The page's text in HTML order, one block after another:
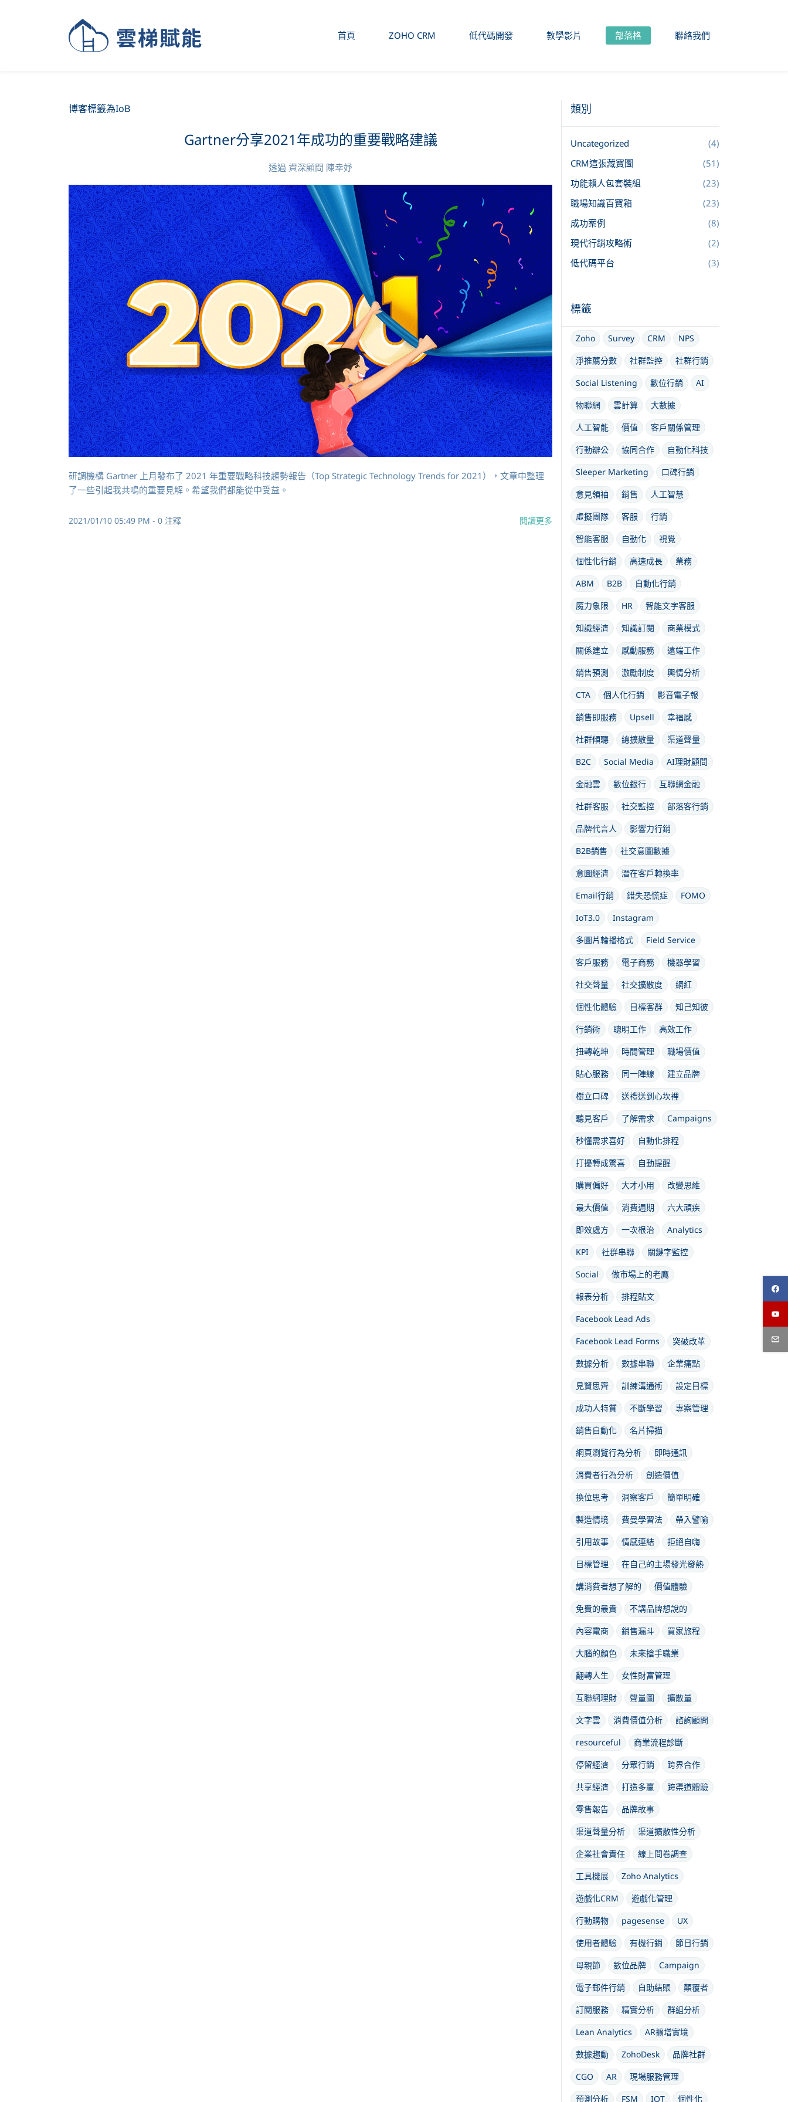
首頁 ZOHO CRM 低代碼開發 教學影片 部落格 聯絡我們
博客標籤為IoB
Gartner分享2021年成功的重要戰略建議
透過 資深顧問 陳幸妤
研調機構 Gartner 上月發布了 2021 年重要戰略科技趨勢報告（Top Strategic Technology Trends for 2021），文章中整理
了一些引起我共鳴的重要見解。希望我們都能從中受益。
2021/01/10 05:49 PM - 0 注釋 閱讀更多
類別
Uncategorized
(4)
CRM這張藏寶圖
(51)
功能賴人包套裝組
(23)
職場知識百寶箱
(23)
成功案例
(8)
現代行銷攻略術
(2)
低代碼平台
(3)
標籤
Zoho Survey CRM
NPS
淨推薦分數
社群監控
社群行銷
Social Listening
數位行銷
AI
物聯網
雲計算
大數據
人工智能
價值
客戶關係管理
行動辦公
協同合作
自動化科技
Sleeper Marketing
口碑行銷
意見領袖
銷售
人工智慧
虛擬團隊
客服
行銷
智能客服
自動化
視覺
個性化行銷
高速成長
業務
ABM
B2B
自動化行銷
魔力象限
HR
智能文字客服
知識經濟
知識訂閱
商業模式
關係建立
感動服務
遠端工作
銷售預測
激勵制度
輿情分析
CTA
個人化行銷
影音電子報
銷售即服務
Upsell
幸福感
社群傾聽
總擴散量
渠道聲量
B2C
Social Media
AI理財顧問
金融雲
數位銀行
互聯網金融
社群客服
社交監控
部落客行銷
品牌代言人
影響力行銷
B2B銷售
社交意圖數據
意圖經濟
潛在客戶轉換率
Email行銷
錯失恐慌症
FOMO
IoT3.0
Instagram
多圖片輪播格式
Field Service
客戶服務
電子商務
機器學習
社交聲量
社交擴散度
網紅
個性化體驗
目標客群
知己知彼
行銷術
聰明工作
高效工作
扭轉乾坤
時間管理
職場價值
貼心服務
同一陣線
建立品牌
樹立口碑
送禮送到心坎裡
聽見客戶
了解需求
Campaigns
秒懂需求喜好
自動化排程
打擾轉成驚喜
自動提醒
購買偏好
大才小用
改變思維
最大價值
消費週期
六大頑疾
即效處方
一次根治
Analytics
KPI
社群串聯
關鍵字監控
Social
做市場上的老鷹
報表分析
排程貼文
Facebook Lead Ads
Facebook Lead Forms
突破改革
數據分析
數據串聯
企業痛點
見賢思齊
訓練溝通術
設定目標
成功人特質
不斷學習
專案管理
銷售自動化
名片掃描
網頁瀏覽行為分析
即時通訊
消費者行為分析
創造價值
換位思考
洞察客戶
簡單明確
製造情境
費曼學習法
帶入譬喻
引用故事
情感連結
拒絕自嗨
目標管理
在自己的主場發光發熱
講消費者想了解的
價值體驗
免費的最貴
不講品牌想說的
內容電商
銷售漏斗
買家旅程
大腦的顏色
未來搶手職業
翻轉人生
女性財富管理
互聯網理財
聲量圖
擴散量
文字雲
消費價值分析
諮詢顧問
resourceful
商業流程診斷
停留經濟
分眾行銷
跨界合作
共享經濟
打造多贏
跨渠道體驗
零售報告
品牌故事
渠道聲量分析
渠道擴散性分析
企業社會責任
線上問卷調查
工具機展
Zoho Analytics
遊戲化CRM
遊戲化管理
行動購物
pagesense
UX
使用者體驗
有機行銷
節日行銷
母親節
數位品牌
Campaign
電子郵件行銷
自助結賬
顛覆者
訂閱服務
精實分析
群組分析
Lean Analytics
AR擴增實境
數據趨動
ZohoDesk
品牌社群
CGO
AR
現場服務管理
預測分析
FSM IOT 個性化